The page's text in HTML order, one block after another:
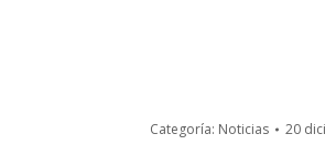
Categoría: Noticias 20